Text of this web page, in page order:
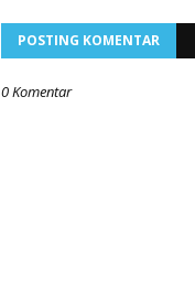
POSTING KOMENTAR
0 Komentar